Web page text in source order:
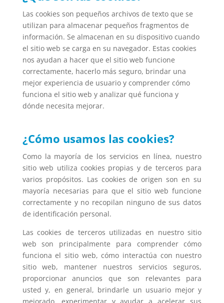
Las cookies son pequeños archivos de texto que se
utilizan para almacenar pequeños fragmentos de
información. Se almacenan en su dispositivo cuando
el sitio web se carga en su navegador. Estas cookies
nos ayudan a hacer que el sitio web funcione
correctamente, hacerlo más seguro, brindar una
mejor experiencia de usuario y comprender cómo
funciona el sitio web y analizar qué funciona y
dónde necesita mejorar.
¿Cómo usamos las cookies?
Como la mayoría de los servicios en línea, nuestro
sitio web utiliza cookies propias y de terceros para
varios propósitos. Las cookies de origen son en su
mayoría necesarias para que el sitio web funcione
correctamente y no recopilan ninguno de sus datos
de identificación personal.
Las cookies de terceros utilizadas en nuestro sitio
web son principalmente para comprender cómo
funciona el sitio web, cómo interactúa con nuestro
sitio web, mantener nuestros servicios seguros,
proporcionar anuncios que son relevantes para
usted y, en general, brindarle un usuario mejor y